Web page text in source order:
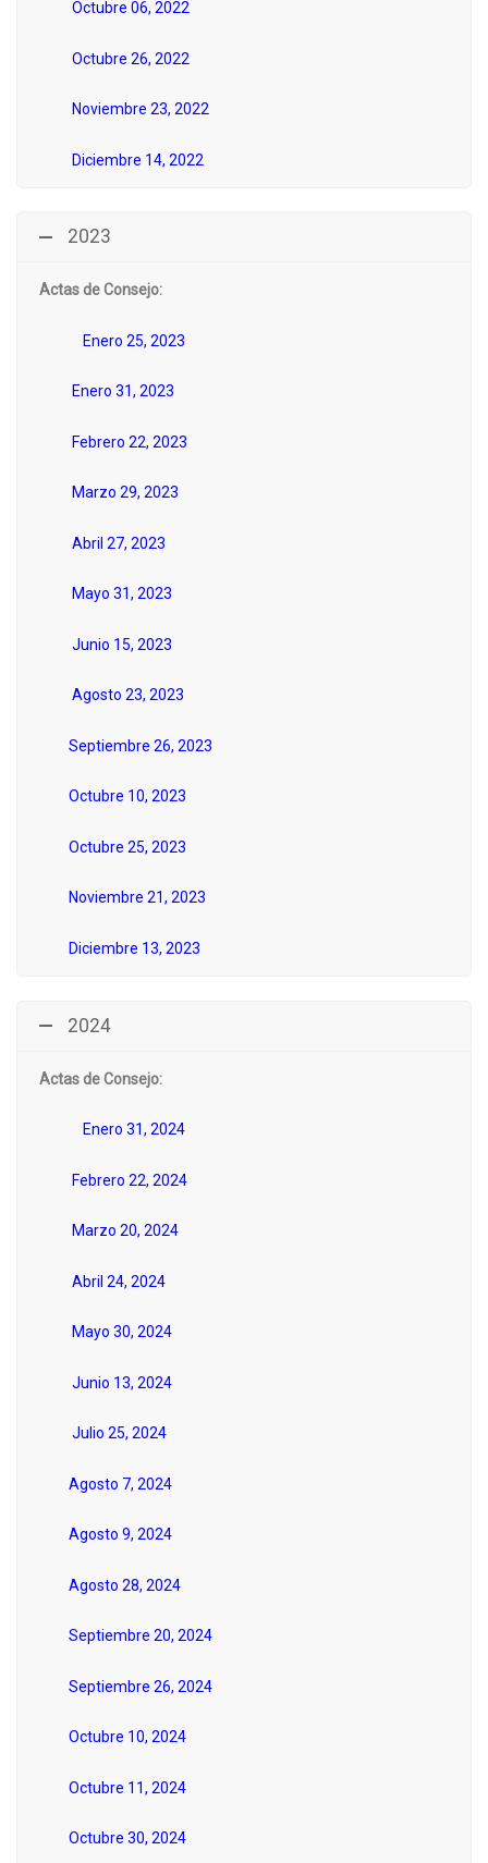
Octubre 06, 2022
Octubre 26, 2022
Noviembre 23, 2022
Diciembre 14, 2022
2023
Actas de Consejo:
Enero 25, 2023
Enero 31, 2023
Febrero 22, 2023
Marzo 29, 2023
Abril 27, 2023
Mayo 31, 2023
Junio 15, 2023
Agosto 23, 2023
Septiembre 26, 2023
Octubre 10, 2023
Octubre 25, 2023
Noviembre 21, 2023
Diciembre 13, 2023
2024
Actas de Consejo:
Enero 31, 2024
Febrero 22, 2024
Marzo 20, 2024
Abril 24, 2024
Mayo 30, 2024
Junio 13, 2024
Julio 25, 2024
Agosto 7, 2024
Agosto 9, 2024
Agosto 28, 2024
Septiembre 20, 2024
Septiembre 26, 2024
Octubre 10, 2024
Octubre 11, 2024
Octubre 30, 2024